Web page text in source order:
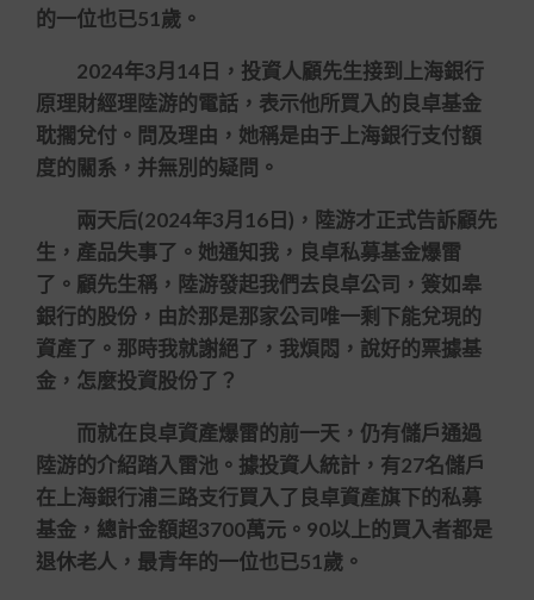
的一位也已51歲。
2024年3月14日，投資人顧先生接到上海銀行
原理財經理陸游的電話，表示他所買入的良卓基金
耽擱兌付。問及理由，她稱是由于上海銀行支付額
度的關系，并無別的疑問。
兩天后(2024年3月16日)，陸游才正式告訴顧先
生，產品失事了。她通知我，良卓私募基金爆雷
了。顧先生稱，陸游發起我們去良卓公司，簽如皋
銀行的股份，由於那是那家公司唯一剩下能兌現的
資產了。那時我就謝絕了，我煩悶，說好的票據基
金，怎麼投資股份了？
而就在良卓資產爆雷的前一天，仍有儲戶通過
陸游的介紹踏入雷池。據投資人統計，有27名儲戶
在上海銀行浦三路支行買入了良卓資產旗下的私募
基金，總計金額超3700萬元。90以上的買入者都是
退休老人，最青年的一位也已51歲。